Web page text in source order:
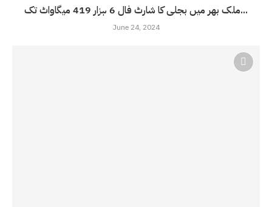
ملک بھر میں بجلی کا شارٹ فال 6 ہزار 419 میگاواٹ تک...
June 24, 2024